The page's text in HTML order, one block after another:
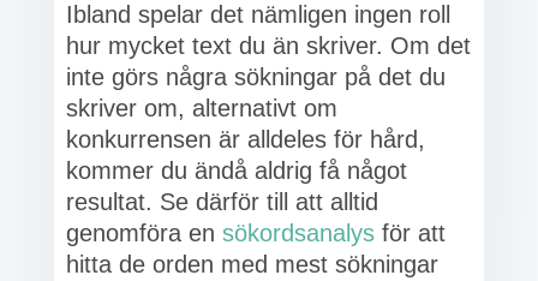
Ibland spelar det nämligen ingen roll
hur mycket text du än skriver. Om det
inte görs några sökningar på det du
skriver om, alternativt om
konkurrensen är alldeles för hård,
kommer du ändå aldrig få något
resultat. Se därför till att alltid
genomföra en sökordsanalysför att
hitta de orden med mest sökningar